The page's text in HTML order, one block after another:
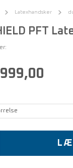
Latexhandsker
PFT